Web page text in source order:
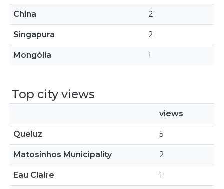
China 2
Singapura 2
Mongólia 1
Top city views
views
Queluz 5
Matosinhos Municipality 2
Eau Claire 1